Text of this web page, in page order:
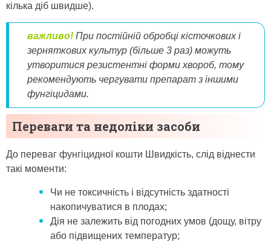
кілька діб швидше).
важливо! При постійній обробці кісточкових і
зерняткових культур (більше 3 раз) можуть
утворитися резистентні форми хвороб, тому
рекомендують чергувати препарат з іншими
фунгіцидами.
Переваги та недоліки засоби
До переваг фунгіцидної кошти Швидкість, слід віднести
такі моменти:
Чи не токсичність і відсутність здатності
накопичуватися в плодах;
Дія не залежить від погодних умов (дощу, вітру
або підвищених температур;